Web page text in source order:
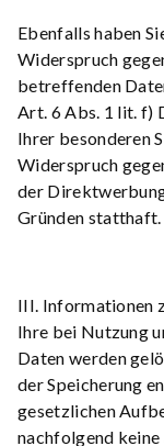
Ebenfalls haben
Widerspruch
betreffenden
Art. 6 Abs. 1 lit. f)
Ihrer besonderen
Widerspruch
der
Gründen statthaft.
III. Informationen
Ihre bei Nutzung
Daten werden
der Speicherung
gesetzlichen
nachfolgend keine